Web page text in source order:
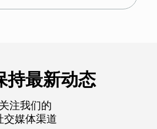
持最新动态
关注我们的
交媒体渠道